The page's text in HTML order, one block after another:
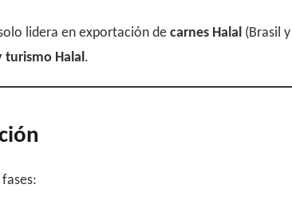
lidera en exportación decarnes Halal (Brasil
Halal .